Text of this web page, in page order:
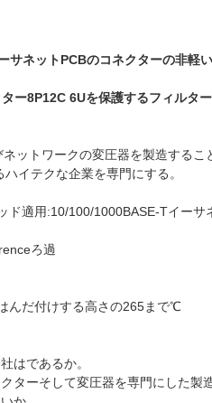
サネットPCBのコネクターの非軽
ー8P12C 6Uを保護するフィルタ
ットワークの変圧器を製造する
イテクな企業を専門にする。
ド適用:10/100/1000BASE-Tイーサ
ろ過
んだ付けする高さの265まで℃
はであるか。
ターそして変圧器を専門にした製